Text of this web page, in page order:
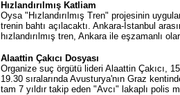
Hızlandırılmış Katliam
Oysa "Hızlandırılmış Tren" projesinin
trenin bahtı açılacaktı. Ankara-İstanbul
hızlandırılmış tren, Ankara ile eşzamanlı
Alaattin Çakıcı Dosyası
Organize suç örgütü lideri Alaattin Çakıcı,
19.30 sıralarında Avusturya'nın Graz
tam 7 yıldır takip eden "Avcı" lakaplı polis